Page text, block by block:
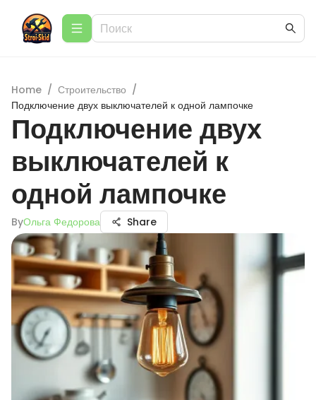
Home / Строительство /
Подключение двух выключателей к одной лампочке
Подключение двух
выключателей к
одной лампочке
ByОльга Федорова Share